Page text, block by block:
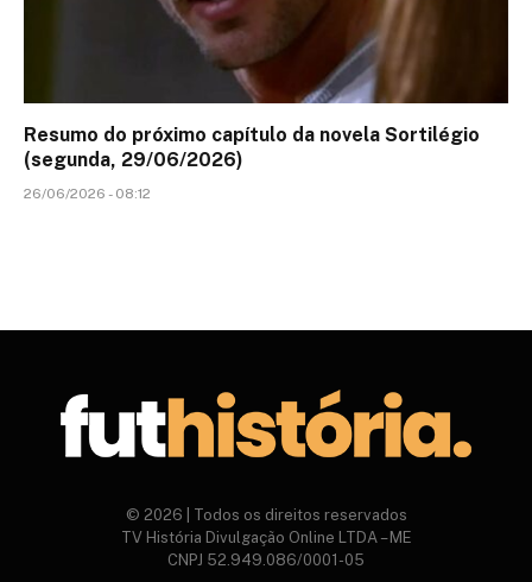
Resumo do próximo capítulo da novela Sortilégio
(segunda, 29/06/2026)
26/06/2026 - 08:12
© 2026 | Todos os direitos reservados
TV História Divulgação Online LTDA – ME
CNPJ 52.949.086/0001-05